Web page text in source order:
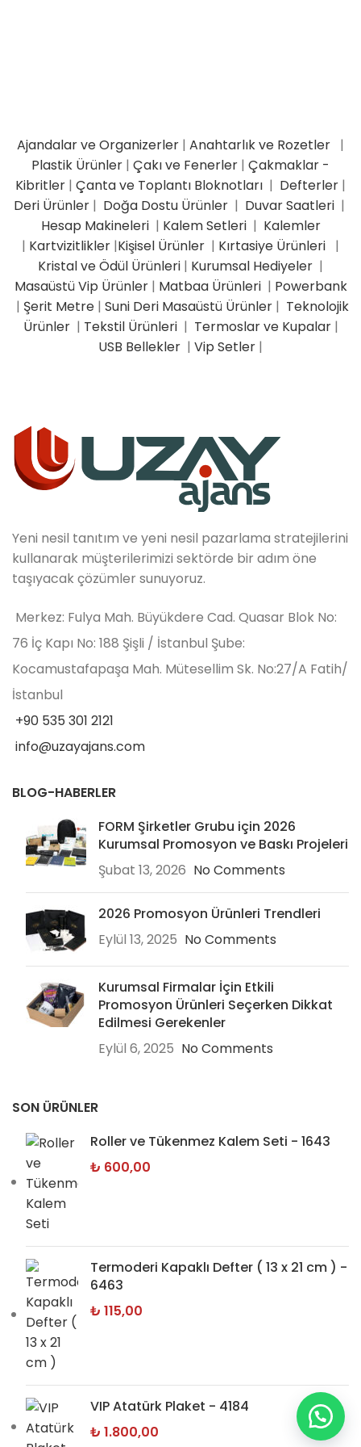
Ajandalar ve Organizerler | Anahtarlık ve Rozetler |
Plastik Ürünler | Çakı ve Fenerler | Çakmaklar -
Kibritler | Çanta ve Toplantı Bloknotları | Defterler |
Deri Ürünler| Doğa Dostu Ürünler | Duvar Saatleri |
Hesap Makineleri| Kalem Setleri| Kalemler
| Kartvizitlikler |Kişisel Ürünler | Kırtasiye Ürünleri |
Kristal ve Ödül Ürünleri | Kurumsal Hediyeler |
Masaüstü Vip Ürünler| Matbaa Ürünleri| Powerbank
| Şerit Metre| Suni Deri Masaüstü Ürünler| Teknolojik
Ürünler | Tekstil Ürünleri | Termoslar ve Kupalar|
USB Bellekler | Vip Setler |
Yeni nesil tanıtım ve yeni nesil pazarlama stratejilerini
kullanarak müşterilerimizi sektörde bir adım öne
taşıyacak çözümler sunuyoruz.
Merkez: Fulya Mah. Büyükdere Cad. Quasar Blok No:
76 İç Kapı No: 188 Şişli / İstanbul Şube:
Kocamustafapaşa Mah. Mütesellim Sk. No:27/A Fatih/
İstanbul
+90 535 301 2121
info@uzayajans.com
BLOG-HABERLER
FORM Şirketler Grubu için 2026
Kurumsal Promosyon ve Baskı Projeleri
Şubat 13, 2026 No Comments
2026 Promosyon Ürünleri Trendleri
Eylül 13, 2025 No Comments
Kurumsal Firmalar İçin Etkili
Promosyon Ürünleri Seçerken Dikkat
Edilmesi Gerekenler
Eylül 6, 2025 No Comments
SON ÜRÜNLER
Roller ve Tükenmez Kalem Seti - 1643
₺ 600,00
Termoderi Kapaklı Defter ( 13 x 21 cm ) -
6463
₺ 115,00
VIP Atatürk Plaket - 4184
₺ 1.800,00